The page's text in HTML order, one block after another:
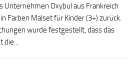
Unternehmen Oxybul aus Frankreich
Farben Malset für Kinder (3+) zurück.
wurde festgestellt, dass das
die...